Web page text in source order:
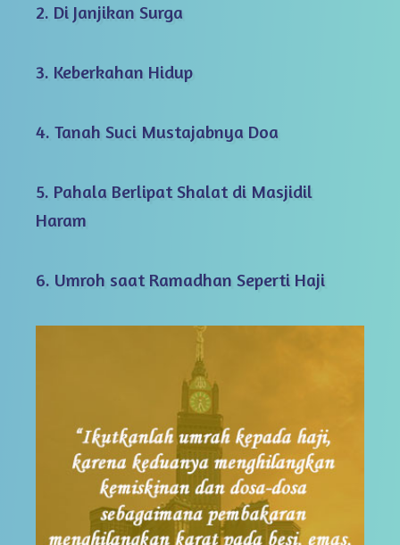
2. Di Janjikan Surga
3. Keberkahan Hidup
4. Tanah Suci Mustajabnya Doa
5. Pahala Berlipat Shalat di Masjidil
Haram
6. Umroh saat Ramadhan Seperti Haji